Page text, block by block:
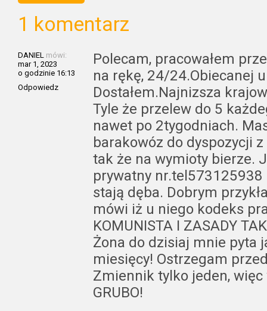
1 komentarz
DANIEL mówi:
mar 1, 2023
o godzinie 16:13
Odpowiedz
Polecam, pracowałem
na rękę, 24/24.Obiecanej
Dostałem.Najnizsza
Tyle że przelew do 5
nawet po 2tygodniach.
barakowóz do dyspozycji
tak że na wymioty bierze.
prywatny nr.tel573125938
stają dęba. Dobrym
mówi iż u niego kodeks
KOMUNISTA I ZASADY
Żona do dzisiaj mnie pyta
miesięcy! Ostrzegam
Zmiennik tylko jeden,
GRUBO!